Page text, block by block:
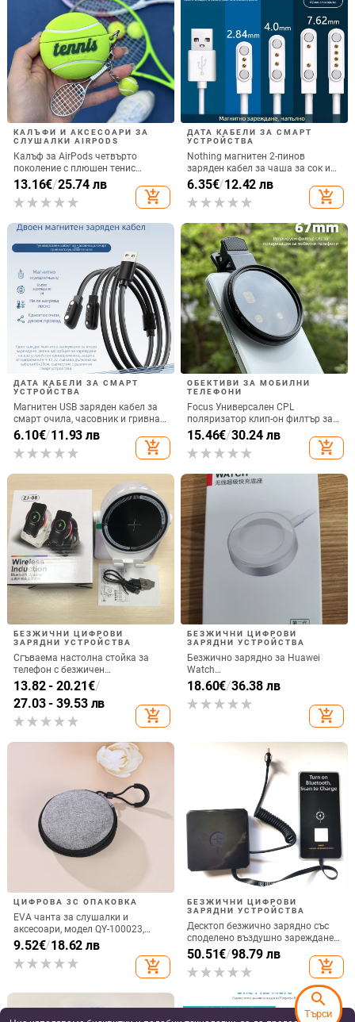
КАЛЪФИ И АКСЕСОАРИ ЗА
СЛУШАЛКИ AIRPODS
Калъф за AirPods четвърто
поколение с плюшен тенис
мотив, силиконов 3D дизайн,
съвместим с AirPods 3 и Pro 2
13.16€/25.74 лв
add_shopping_cart
ДАТА КАБЕЛИ ЗА СМАРТ
УСТРОЙСТВА
Nothing магнитен 2-пинов
заряден кабел за чаша за сок и
смарт часовник – 60 см, силен
магнит N52, 7,62 мм разстояние
между пиновете
6.35€/12.42 лв
add_shopping_cart
ДАТА КАБЕЛИ ЗА СМАРТ
УСТРОЙСТВА
Магнитен USB заряден кабел за
смарт очила, часовник и гривна
– едно към две, съвместим с 4.0-
12.3, марка Rising Sun
6.10€/11.93 лв
add_shopping_cart
ОБЕКТИВИ ЗА МОБИЛНИ
ТЕЛЕФОНИ
Focus Универсален CPL
поляризатор клип-он филтър за
SLR фотоапарати, регулируем
15.46€/30.24 лв
add_shopping_cart
БЕЗЖИЧНИ ЦИФРОВИ
ЗАРЯДНИ УСТРОЙСТВА
Сгъваема настолна стойка за
телефон с безжичен
високоговорител и амбиентно
осветление, QC4.0 бързо
зареждане, 15W, 3A изход
13.82 - 20.21€/
27.03 - 39.53 лв
add_shopping_cart
БЕЗЖИЧНИ ЦИФРОВИ
ЗАРЯДНИ УСТРОЙСТВА
Безжично зарядно за Huawei
Watch
GT6/GT5/Watch5/Watch4/GT4 –
метален корпус, магнитно
зареждане, QC 3.0 бързо
18.60€/36.38 лв
add_shopping_cart
ЦИФРОВА 3C ОПАКОВКА
EVA чанта за слушалки и
аксесоари, модел QY-100023,
изработка: горещо пресоване и
шиене, носещ капацитет 5,
предназначена за слушалки,
кабели, зарядни и преносим хард
9.52€/18.62 лв
add_shopping_cart
БЕЗЖИЧНИ ЦИФРОВИ
ЗАРЯДНИ УСТРОЙСТВА
Десктоп безжично зарядно със
споделено въздушно зареждане,
22.5W QC3.0, 2A изход
50.51€/98.79 лв
add_shopping_cart
search
Търси